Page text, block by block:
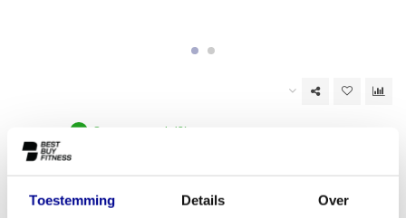
Toestemming Details Over
Op voorraad (2)
EAN Code: 6017444914910